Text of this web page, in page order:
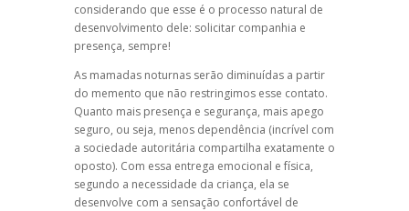
considerando que esse é o processo natural de
desenvolvimento dele: solicitar companhia e
presença, sempre!
As mamadas noturnas serão diminuídas a partir
do memento que não restringimos esse contato.
Quanto mais presença e segurança, mais apego
seguro, ou seja, menos dependência (incrível com
a sociedade autoritária compartilha exatamente o
oposto). Com essa entrega emocional e física,
segundo a necessidade da criança, ela se
desenvolve com a sensação confortável de